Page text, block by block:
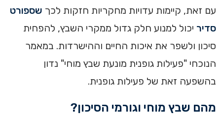
עם זאת, קיימות עדויות מחקריות חזקות לכך שספורט
סדיר יכול למנוע חלק גדול ממקרי השבץ, להפחית
סיכון ולשפר את איכות החיים וההישרדות. במאמר
הנוכחי "פעילות גופנית מונעת שבץ מוחי" נדון
בהשפעה זאת של פעילות גופנית.
מהם שבץ מוחי וגורמי הסיכון?